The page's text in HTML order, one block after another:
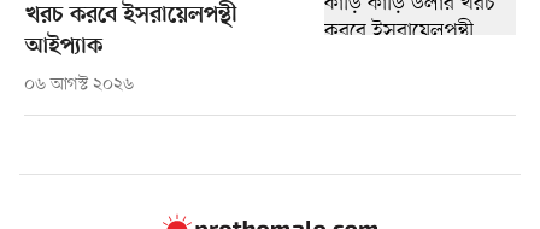
খরচ করবে ইসরায়েলপন্থী
আইপ্যাক
০৬ আগস্ট ২০২৬